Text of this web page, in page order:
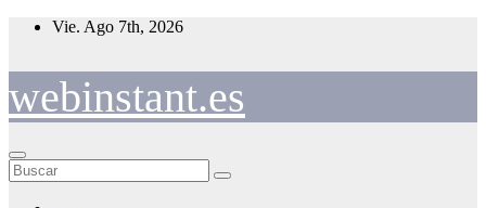
Saltar
Vie. Ago 7th, 2026
webinstant.es